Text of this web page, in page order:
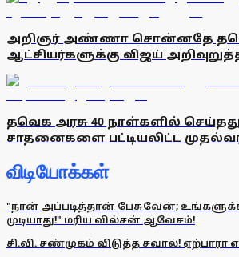
அறிஞர் அண்ணா சொன்னதே
ஆட்சியர்களுக்கு விஜய்
தவெக அரசு 40 நாள்களில்
சாதனைகளை பட்டியலிட்ட
விடியோக்கள்
"நான் அப்படித்தான் பேசுவேன்;
முடியாது!" மரிய வில்சன் ஆவேசம்!
சி.வி. சண்முகம் விடுத்த சவால்! ஏற்பாரா